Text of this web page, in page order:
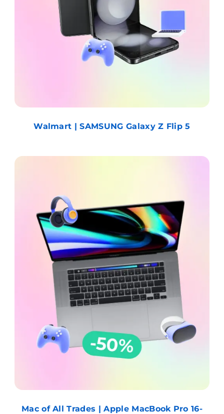
Walmart | SAMSUNG Galaxy Z Flip 5
Mac of All Trades | Apple MacBook Pro 16-